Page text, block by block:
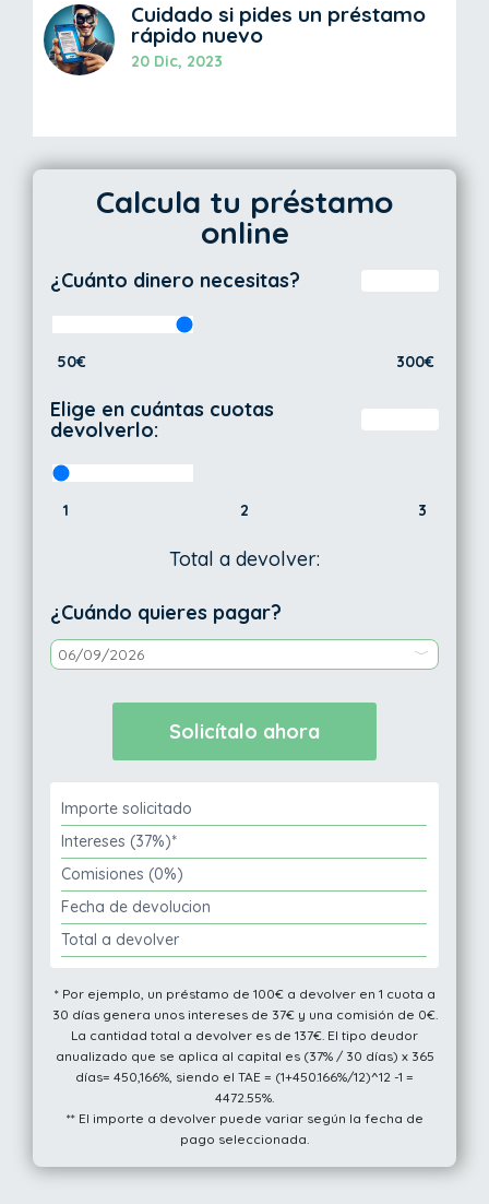
Cuidado si pides un préstamo
rápido nuevo
20 Dic, 2023
Calcula tu préstamo
online
¿Cuánto dinero necesitas?
50€ 300€
Elige en cuántas cuotas
devolverlo:
1 2 3
Total a devolver:
¿Cuándo quieres pagar?
Importe solicitado
Intereses (37%)*
Comisiones (0%)
Fecha de devolucion
Total a devolver
* Por ejemplo, un préstamo de 100€ a devolver en 1 cuota a
30 días genera unos intereses de 37€ y una comisión de 0€.
La cantidad total a devolver es de 137€. El tipo deudor
anualizado que se aplica al capital es (37% / 30 días) x 365
días= 450,166%, siendo el TAE = (1+450.166%/12)^12 -1 =
4472.55%.
** El importe a devolver puede variar según la fecha de
pago seleccionada.